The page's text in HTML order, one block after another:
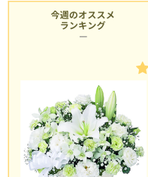
今週のオススメ
ランキング